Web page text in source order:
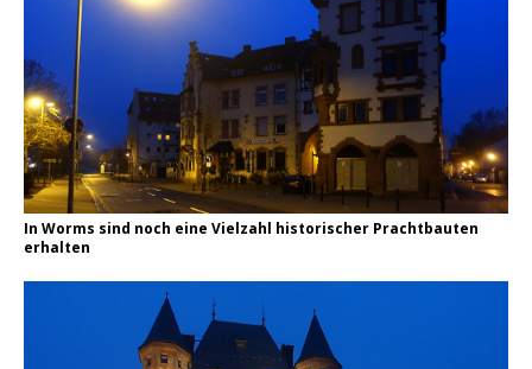
In Worms sind noch eine Vielzahl historischer Prachtbauten
erhalten